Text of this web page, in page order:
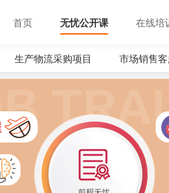
首页 无忧公开课 在线培
生产物流采购项目 市场销售